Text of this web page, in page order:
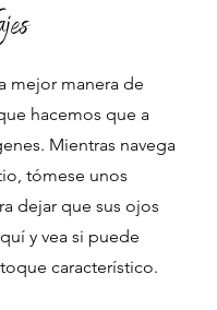
mejor manera de
hacemos que a
Mientras navega
tómese unos
dejar que sus ojos
y vea si puede
característico.